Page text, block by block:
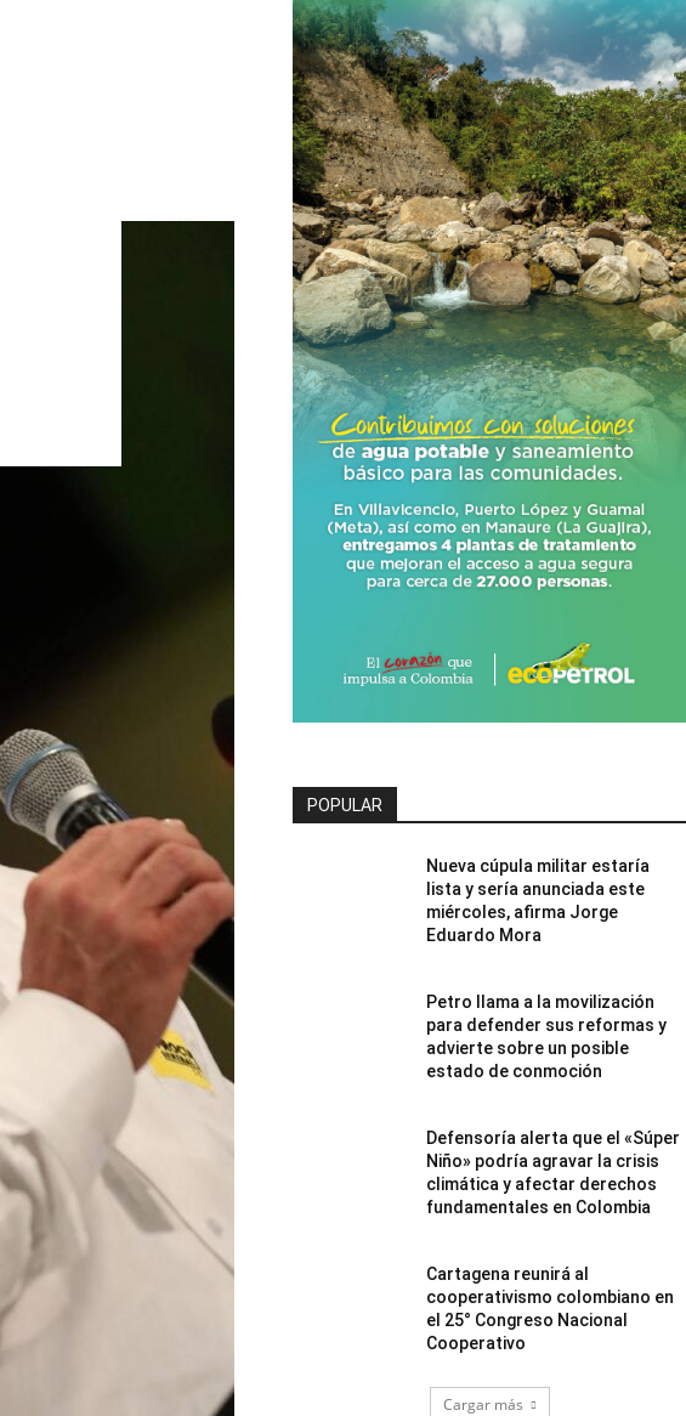
POPULAR
Nueva cúpula militar estaría
lista y sería anunciada este
miércoles, afirma Jorge
Eduardo Mora
Petro llama a la movilización
para defender sus reformas y
advierte sobre un posible
estado de conmoción
Defensoría alerta que el «Súper
Niño» podría agravar la crisis
climática y afectar derechos
fundamentales en Colombia
Cartagena reunirá al
cooperativismo colombiano en
el 25° Congreso Nacional
Cooperativo
Cargar más